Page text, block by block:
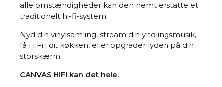
alle omstændigheder kan den nemt erstatte et
traditionelt hi-fi-system.
Nyd din vinylsamling, stream din yndlingsmusik,
få HiFi i dit køkken, eller opgrader lyden på din
storskærm.
CANVAS HiFi kan det hele.